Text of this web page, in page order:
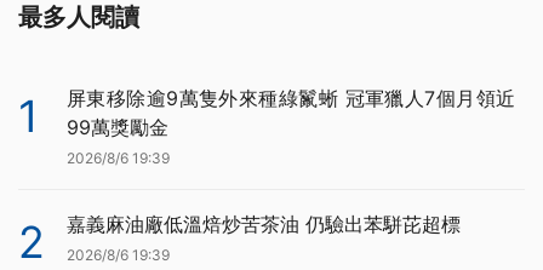
最多人閱讀
1
屏東移除逾9萬隻外來種綠鬣蜥 冠軍獵人7個月領近
99萬獎勵金
2026/8/6 19:39
2 嘉義麻油廠低溫焙炒苦茶油 仍驗出苯駢芘超標
2026/8/6 19:39